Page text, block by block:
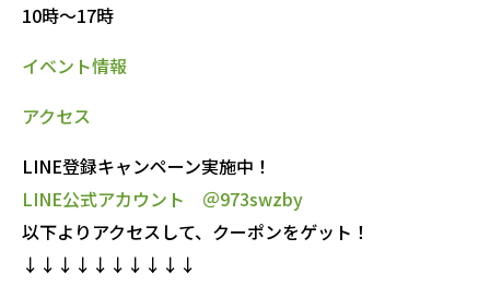
10時～17時
イベント情報
アクセス
LINE登録キャンペーン実施中！
LINE公式アカウント ＠973swzby
以下よりアクセスして、クーポンをゲット！
↓↓↓↓↓↓↓↓↓↓